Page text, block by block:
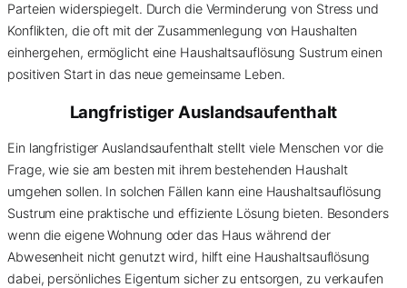
Parteien widerspiegelt. Durch die Verminderung von Stress und
Konflikten, die oft mit der Zusammenlegung von Haushalten
einhergehen, ermöglicht eine Haushaltsauflösung Sustrum einen
positiven Start in das neue gemeinsame Leben.
Langfristiger Auslandsaufenthalt
Ein langfristiger Auslandsaufenthalt stellt viele Menschen vor die
Frage, wie sie am besten mit ihrem bestehenden Haushalt
umgehen sollen. In solchen Fällen kann eine Haushaltsauflösung
Sustrum eine praktische und effiziente Lösung bieten. Besonders
wenn die eigene Wohnung oder das Haus während der
Abwesenheit nicht genutzt wird, hilft eine Haushaltsauflösung
dabei, persönliches Eigentum sicher zu entsorgen, zu verkaufen